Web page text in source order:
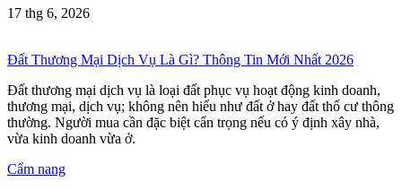
17 thg 6, 2026
Đất Thương Mại Dịch Vụ Là Gì? Thông Tin Mới Nhất 2026
Đất thương mại dịch vụ là loại đất phục vụ hoạt động kinh doanh,
thương mại, dịch vụ; không nên hiểu như đất ở hay đất thổ cư thông
thường. Người mua cần đặc biệt cẩn trọng nếu có ý định xây nhà,
vừa kinh doanh vừa ở.
Cẩm nang